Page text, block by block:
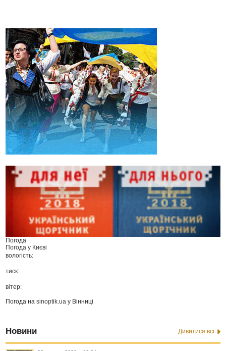
Погода
Погода у Києві
вологість:
тиск:
вітер:
Погода наsinoptik.ua у Вінниці
Новини Дивитися всі